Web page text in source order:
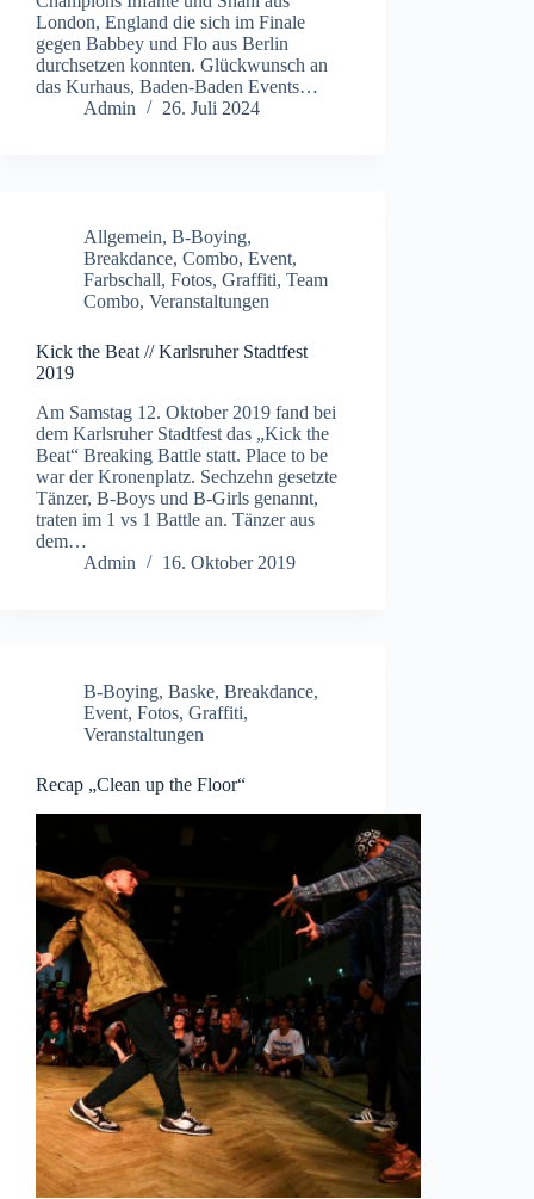
London, England die sich im Finale
gegen Babbey und Flo aus Berlin
durchsetzen konnten. Glückwunsch an
das Kurhaus, Baden-Baden Events…
Admin
26. Juli 2024
Allgemein, B-Boying,
Breakdance, Combo, Event,
Farbschall, Fotos, Graffiti, Team
Combo, Veranstaltungen
Kick the Beat // Karlsruher Stadtfest
2019
Am Samstag 12. Oktober 2019 fand bei
dem Karlsruher Stadtfest das „Kick the
Beat“ Breaking Battle statt. Place to be
war der Kronenplatz. Sechzehn gesetzte
Tänzer, B-Boys und B-Girls genannt,
traten im 1 vs 1 Battle an. Tänzer aus
dem…
Admin
16. Oktober 2019
B-Boying, Baske, Breakdance,
Event, Fotos, Graffiti,
Veranstaltungen
Recap „Clean up the Floor“